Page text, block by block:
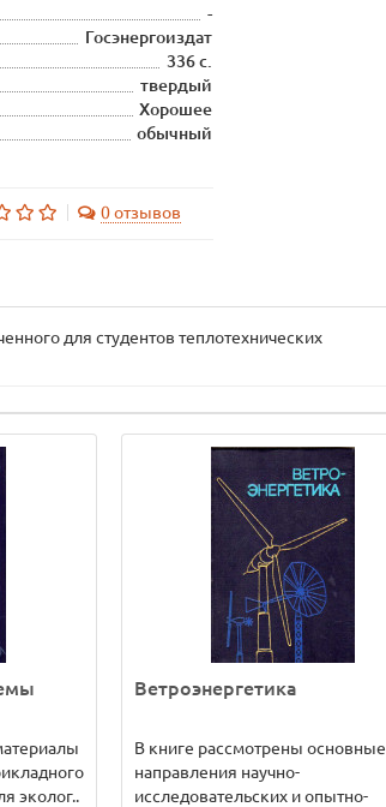
-
Госэнергоиздат
336 с.
твердый
Хорошее
обычный
0 отзывов
для студентов теплотехнических
эколог..
Ветроэнергетика
В книге рассмотрены основные
направления научно-
исследовательских и опытно-